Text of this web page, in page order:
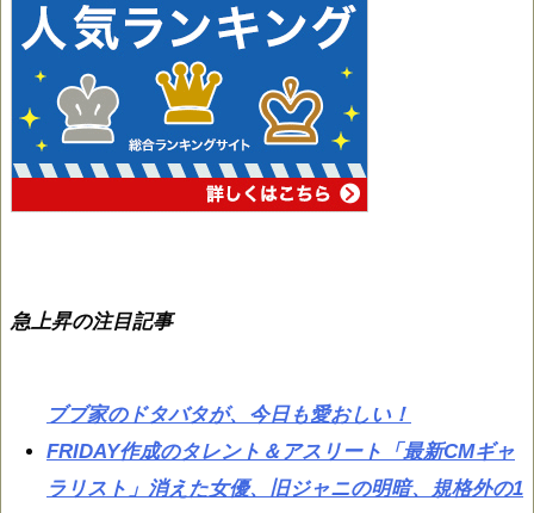
急上昇の注目記事
ブブ家のドタバタが、今日も愛おしい！
FRIDAY作成のタレント＆アスリート「最新CMギャ
ラリスト」消えた女優、旧ジャニの明暗、規格外の1